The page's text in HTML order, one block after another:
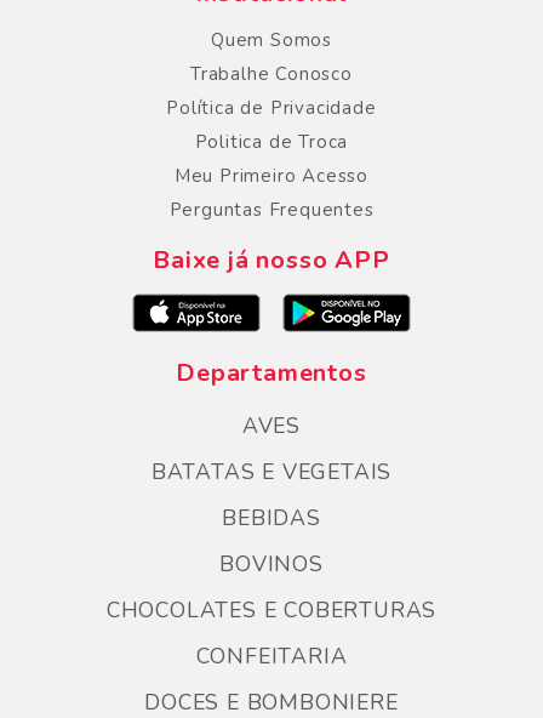
Quem Somos
Trabalhe Conosco
Política de Privacidade
Politica de Troca
Meu Primeiro Acesso
Perguntas Frequentes
Baixe já nosso APP
Departamentos
AVES
BATATAS E VEGETAIS
BEBIDAS
BOVINOS
CHOCOLATES E COBERTURAS
CONFEITARIA
DOCES E BOMBONIERE